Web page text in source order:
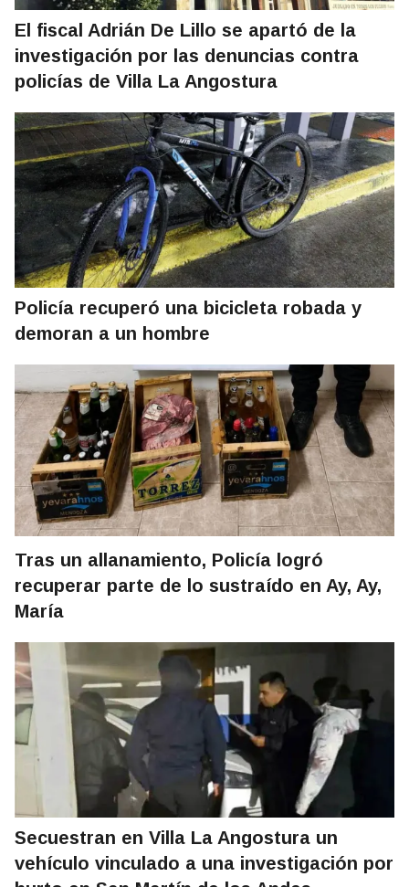
El fiscal Adrián De Lillo se apartó de la
investigación por las denuncias contra
policías de Villa La Angostura
Policía recuperó una bicicleta robada y
demoran a un hombre
Tras un allanamiento, Policía logró
recuperar parte de lo sustraído en Ay, Ay,
María
Secuestran en Villa La Angostura un
vehículo vinculado a una investigación por